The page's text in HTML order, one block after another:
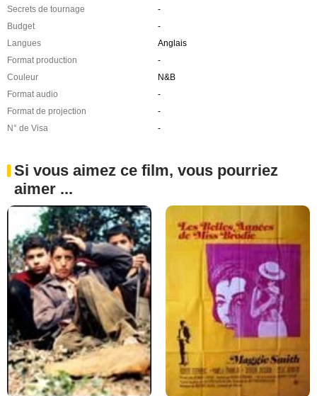
Secrets de tournage
-
Budget
-
Langues
Anglais
Format production
-
Couleur
N&B
Format audio
-
Format de projection
-
N° de Visa
-
Si vous aimez ce film, vous pourriez
aimer ...